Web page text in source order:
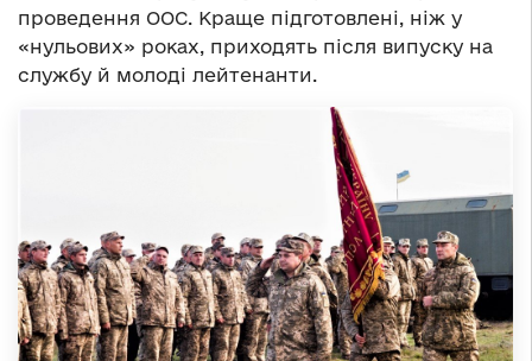
проведення ООС. Краще підготовлені, ніж у
«нульових» роках, приходять після випуску на
службу й молоді лейтенанти.